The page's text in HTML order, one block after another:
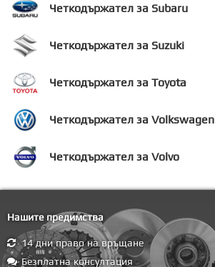
Четкодържател за Subaru
Четкодържател за Suzuki
Четкодържател за Toyota
Четкодържател за Volkswagen
Четкодържател за Volvo
Нашите предимства
14 дни право на връщане
Безплатна консултация